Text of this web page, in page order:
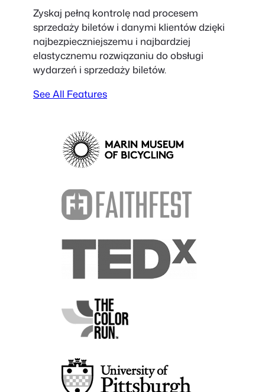
Zyskaj pełną kontrolę nad procesem
sprzedaży biletów i danymi klientów dzięki
najbezpieczniejszemu i najbardziej
elastycznemu rozwiązaniu do obsługi
wydarzeń i sprzedaży biletów.
See All Features